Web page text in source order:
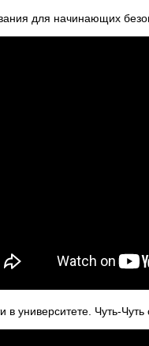
для начинающих
университете. Чуть-Чуть